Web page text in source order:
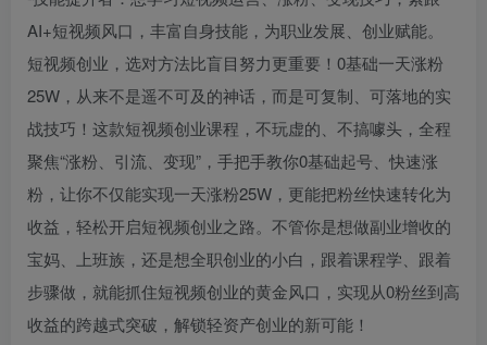
AI+短视频风口，丰富自身技能，为职业发展、创业赋能。
短视频创业，选对方法比盲目努力更重要！0基础一天涨粉
25W，从来不是遥不可及的神话，而是可复制、可落地的实
战技巧！这款短视频创业课程，不玩虚的、不搞噱头，全程
聚焦“涨粉、引流、变现”，手把手教你0基础起号、快速涨
粉，让你不仅能实现一天涨粉25W，更能把粉丝快速转化为
收益，轻松开启短视频创业之路。不管你是想做副业增收的
宝妈、上班族，还是想全职创业的小白，跟着课程学、跟着
步骤做，就能抓住短视频创业的黄金风口，实现从0粉丝到高
收益的跨越式突破，解锁轻资产创业的新可能！